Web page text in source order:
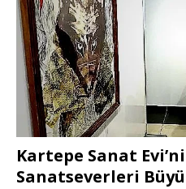
Kartepe Sanat
Sanatseverleri